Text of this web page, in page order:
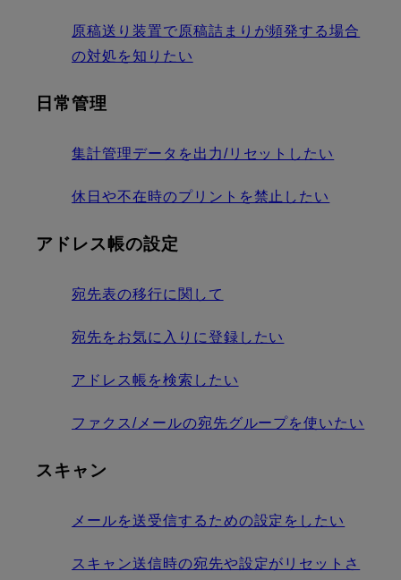
原稿送り装置で原稿詰まりが頻発する場合
の対処を知りたい
日常管理
集計管理データを出力/リセットしたい
休日や不在時のプリントを禁止したい
アドレス帳の設定
宛先表の移行に関して
宛先をお気に入りに登録したい
アドレス帳を検索したい
ファクス/メールの宛先グループを使いたい
スキャン
メールを送受信するための設定をしたい
スキャン送信時の宛先や設定がリセットさ